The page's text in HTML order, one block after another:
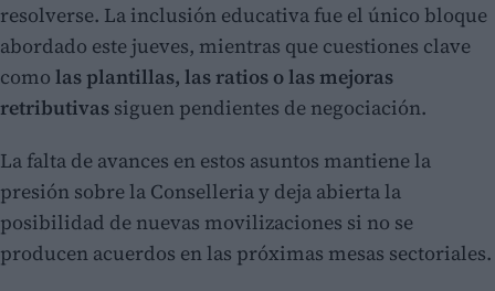
resolverse. La inclusión educativa fue el único bloque
abordado este jueves, mientras que cuestiones clave
como las plantillas, las ratios o las mejoras
retributivas siguen pendientes de negociación.
La falta de avances en estos asuntos mantiene la
presión sobre la Conselleria y deja abierta la
posibilidad de nuevas movilizaciones si no se
producen acuerdos en las próximas mesas sectoriales.